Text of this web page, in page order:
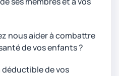
nous aider à combattre
de vos enfants ?
déductible de vos